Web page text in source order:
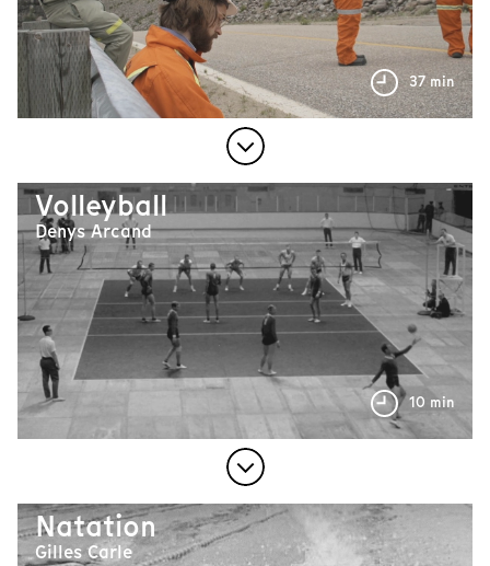
37 min
Volleyball
Denys Arcand
10 min
Natation
Gilles Carle